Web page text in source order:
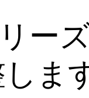
ー
ま